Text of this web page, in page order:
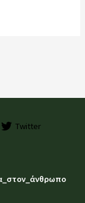
Twitter